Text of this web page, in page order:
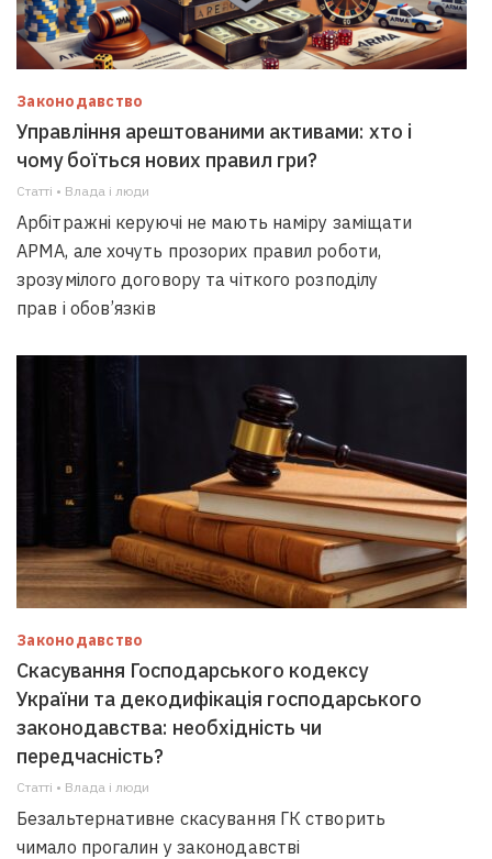
Законодавство
Управління арештованими активами: хто і
чому боїться нових правил гри?
Статті • Влада i люди
Арбітражні керуючі не мають наміру заміщати
АРМА, але хочуть прозорих правил роботи,
зрозумілого договору та чіткого розподілу
прав і обов’язків
Законодавство
Скасування Господарського кодексу
України та декодифікація господарського
законодавства: необхідність чи
передчасність?
Статті • Влада i люди
Безальтернативне скасування ГК створить
чимало прогалин у законодавстві